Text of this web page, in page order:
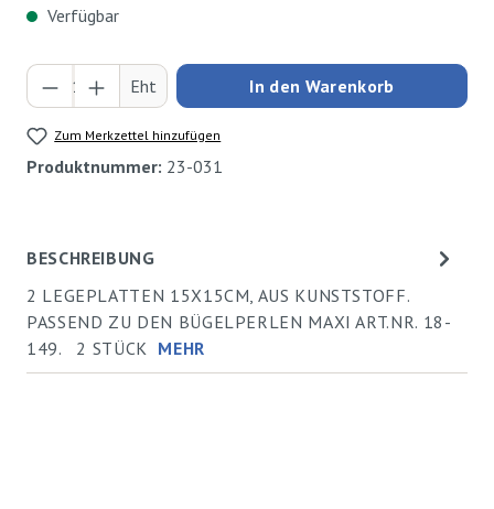
Verfügbar
Produkt Anzahl: Gib den gewünschten Wert
Eht In den Warenkorb
Zum Merkzettel hinzufügen
Produktnummer: 23-031
BESCHREIBUNG
2 LEGEPLATTEN 15X15CM, AUS KUNSTSTOFF.
PASSEND ZU DEN BÜGELPERLEN MAXI ART.NR. 18-
149. 2 STÜCK MEHR